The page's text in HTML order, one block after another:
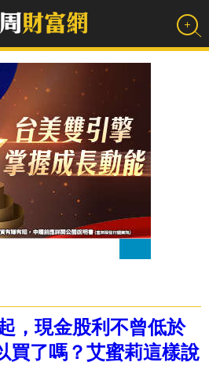
，現金股利不曾低於
買了嗎？艾蜜莉這樣說